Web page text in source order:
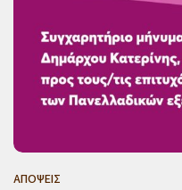
ΑΠΟΨΕΙΣ